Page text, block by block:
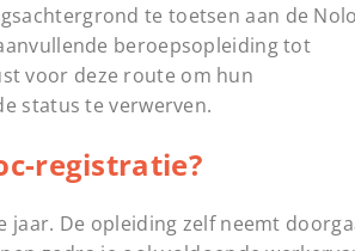
te toetsen aan de
beroepsopleiding tot
voor deze route om hun
status te verwerven.
registratie?
De opleiding zelf neemt